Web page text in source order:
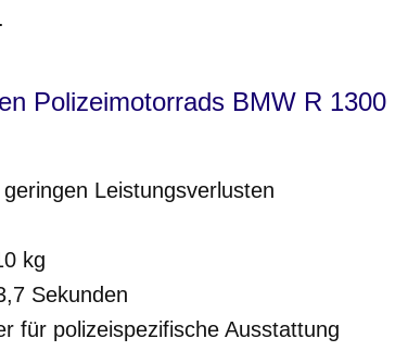
Polizeimotorrads BMW R 1300
Leistungsverlusten
kg
Sekunden
für polizeispezifische Ausstattung